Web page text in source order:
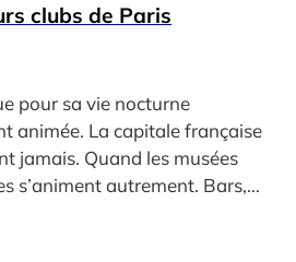
clubs de Paris
pour sa vie nocturne
animée. La capitale française
jamais. Quand les musées
s’animent autrement. Bars,...